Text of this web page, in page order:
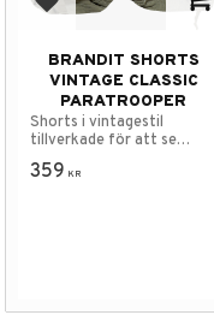
Add to favorites
BRANDIT SHORTS
VINTAGE CLASSIC
PARATROOPER
Shorts i vintagestil
tillverkade för att se
välanvända ut.
359 KR